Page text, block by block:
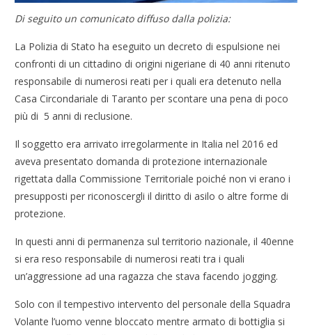
Di seguito un comunicato diffuso dalla polizia:
La Polizia di Stato ha eseguito un decreto di espulsione nei
confronti di un cittadino di origini nigeriane di 40 anni ritenuto
responsabile di numerosi reati per i quali era detenuto nella
Casa Circondariale di Taranto per scontare una pena di poco
più di 5 anni di reclusione.
Il soggetto era arrivato irregolarmente in Italia nel 2016 ed
aveva presentato domanda di protezione internazionale
rigettata dalla Commissione Territoriale poiché non vi erano i
presupposti per riconoscergli il diritto di asilo o altre forme di
protezione.
In questi anni di permanenza sul territorio nazionale, il 40enne
si era reso responsabile di numerosi reati tra i quali
un’aggressione ad una ragazza che stava facendo jogging.
Solo con il tempestivo intervento del personale della Squadra
Volante l’uomo venne bloccato mentre armato di bottiglia si